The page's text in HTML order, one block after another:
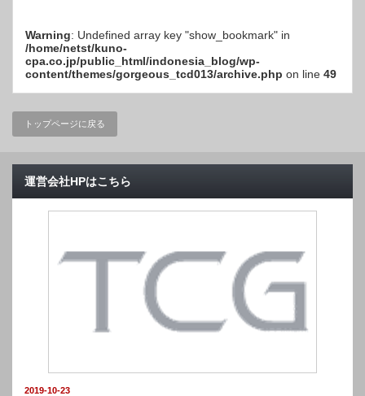
Warning: Undefined array key "show_bookmark" in
/home/netst/kuno-
cpa.co.jp/public_html/indonesia_blog/wp-
content/themes/gorgeous_tcd013/archive.php on line 49
トップページに戻る
運営会社HPはこちら
2019-10-23